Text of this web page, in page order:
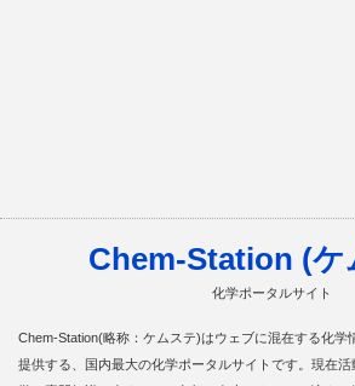
Chem-Station (ケ
化学ポータルサイト
Chem-Station(略称：ケムステ)はウェブに混在する化学
提供する、国内最大の化学ポータルサイトです。現在